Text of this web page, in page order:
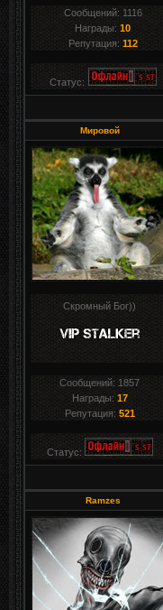
Сообщений: 1116
Награды:10
Репутация: 112
Статус:
Мировой
Скромный Бог))
Сообщений: 1857
Награды: 17
Репутация: 521
Статус:
Ramzes